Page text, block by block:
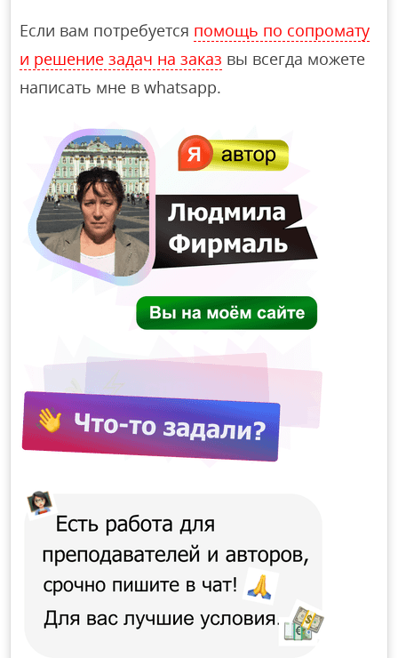
Если вам потребуется помощь по сопромату
и решение задач на заказ вы всегда можете
написать мне в whatsapp.